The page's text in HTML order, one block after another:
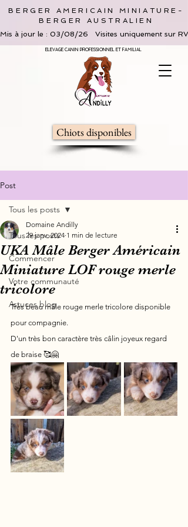
BERGER AMERICAIN MINIATURE-
BERGER AUSTRALIEN
Mis à jour le : 03/08/26   Visites uniquement sur
ELEVAGE CANIN PROFESSIONNEL ET FAMILIAL
Chiots disponibles
Post
Tous les posts
Commencer
Votre communauté
Astuces blog
Tous les posts
UKA Mâle Berger Américain
Miniature LOF rouge merle
tricolore
Domaine Andilly
29 janv. 2024 1 min de lecture
Très beau mâle rouge merle tricolore disponible
pour compagnie.
D'un très bon caractère très câlin joyeux regard
de braise 🥰🤗